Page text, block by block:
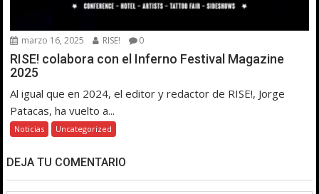
marzo 16, 2025 RISE! 0
RISE! colabora con el Inferno Festival Magazine
2025
Al igual que en 2024, el editor y redactor de RISE!, Jorge
Patacas, ha vuelto a...
Noticias Uncategorized
DEJA TU COMENTARIO